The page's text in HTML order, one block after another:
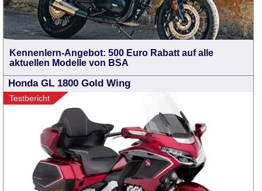
Kennenlern-Angebot: 500 Euro Rabatt auf alle
aktuellen Modelle von BSA
Honda GL 1800 Gold Wing
Testbericht